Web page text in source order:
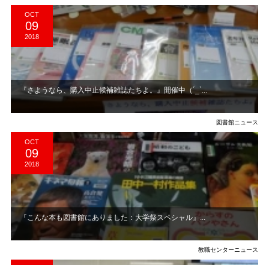
OCT
09
2018
『さようなら、購入中止候補雑誌たちよ。』開催中（´_`...
図書館ニュース
OCT
09
2018
『こんな本も図書館にありました：大学祭スペシャル』...
教職センターニュース